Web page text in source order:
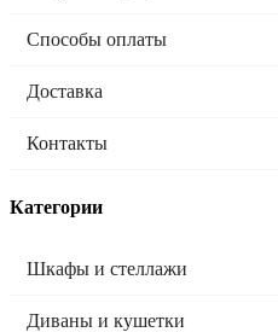
Способы оплаты
Доставка
Контакты
Категории
Шкафы и стеллажи
Диваны и кушетки